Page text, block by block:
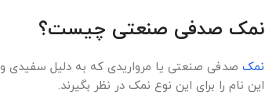
نمک صدفی صنعتی چیست؟
نمک صدفی صنعتی یا مرواریدی که به دلیل سفیدی و
این نام را برای این نوع نمک در نظر بگیرند.